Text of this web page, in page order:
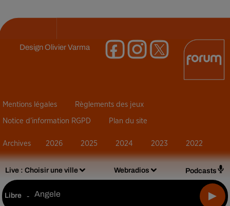
Live : Choisir une ville Webradios Podcasts
Libre - Angele
DesignOlivier Varma
Mentions légales Règlements des jeux
Notice d’information RGPD Plan du site
Archives 2026 2025 2024 2023 2022